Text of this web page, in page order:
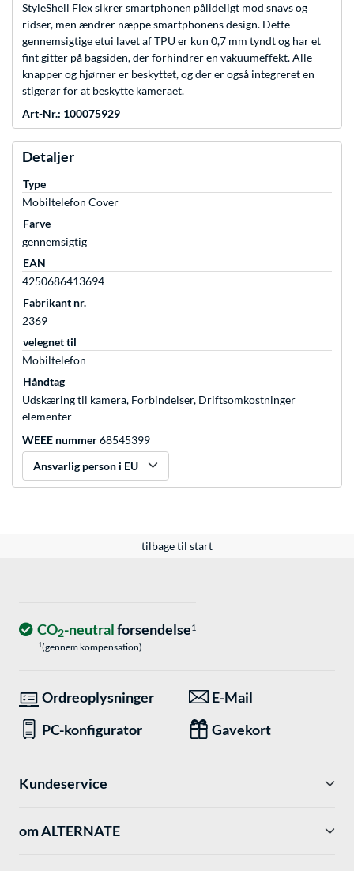
StyleShell Flex sikrer smartphonen pålideligt mod snavs og
ridser, men ændrer næppe smartphonens design. Dette
gennemsigtige etui lavet af TPU er kun 0,7 mm tyndt og har et
fint gitter på bagsiden, der forhindrer en vakuumeffekt. Alle
knapper og hjørner er beskyttet, og der er også integreret en
stigerør for at beskytte kameraet.
Art-Nr.: 100075929
Detaljer
Type
Mobiltelefon Cover
Farve
gennemsigtig
EAN
4250686413694
Fabrikant nr.
2369
velegnet til
Mobiltelefon
Håndtag
Udskæring til kamera, Forbindelser, Driftsomkostninger
elementer
WEEE nummer68545399
Ansvarlig person i EU
tilbage til start
CO2-neutralforsendelse1
1(gennem kompensation)
Ordreoplysninger
E-Mail
PC-konfigurator
Gavekort
Kundeservice
om ALTERNATE